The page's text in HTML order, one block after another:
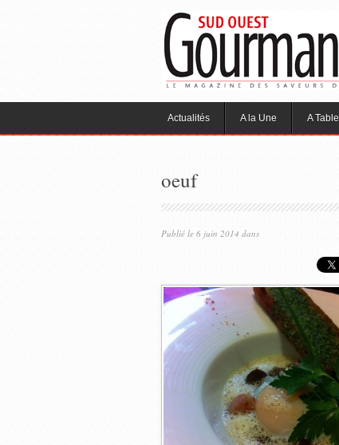
Actualités A la Une A Table
oeuf
Publié le 6 juin 2014 dans